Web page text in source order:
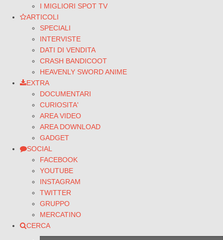
I MIGLIORI SPOT TV
ARTICOLI
SPECIALI
INTERVISTE
DATI DI VENDITA
CRASH BANDICOOT
HEAVENLY SWORD ANIME
EXTRA
DOCUMENTARI
CURIOSITA'
AREA VIDEO
AREA DOWNLOAD
GADGET
SOCIAL
FACEBOOK
YOUTUBE
INSTAGRAM
TWITTER
GRUPPO
MERCATINO
CERCA